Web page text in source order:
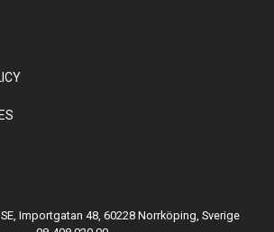
Importgatan 48, 60228 Norrköping, Sverige